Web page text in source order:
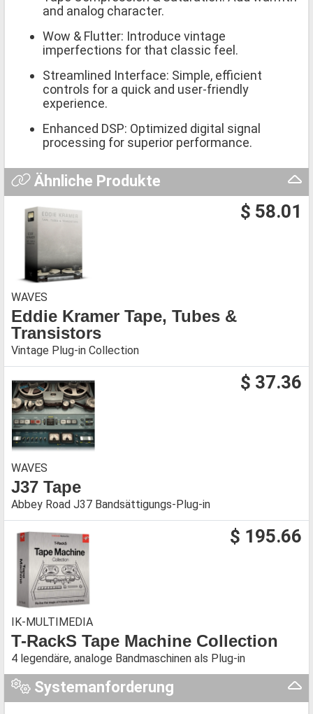
and analog character.
Wow & Flutter: Introduce vintage
imperfections for that classic feel.
Streamlined Interface: Simple, efficient
controls for a quick and user-friendly
experience.
Enhanced DSP: Optimized digital signal
processing for superior performance.
Ähnliche Produkte
$ 58.01
WAVES
Eddie Kramer Tape, Tubes &
Transistors
Vintage Plug-in Collection
$ 37.36
WAVES
J37 Tape
Abbey Road J37 Bandsättigungs-Plug-in
$ 195.66
IK-MULTIMEDIA
T-RackS Tape Machine Collection
4 legendäre, analoge Bandmaschinen als Plug-in
Systemanforderung